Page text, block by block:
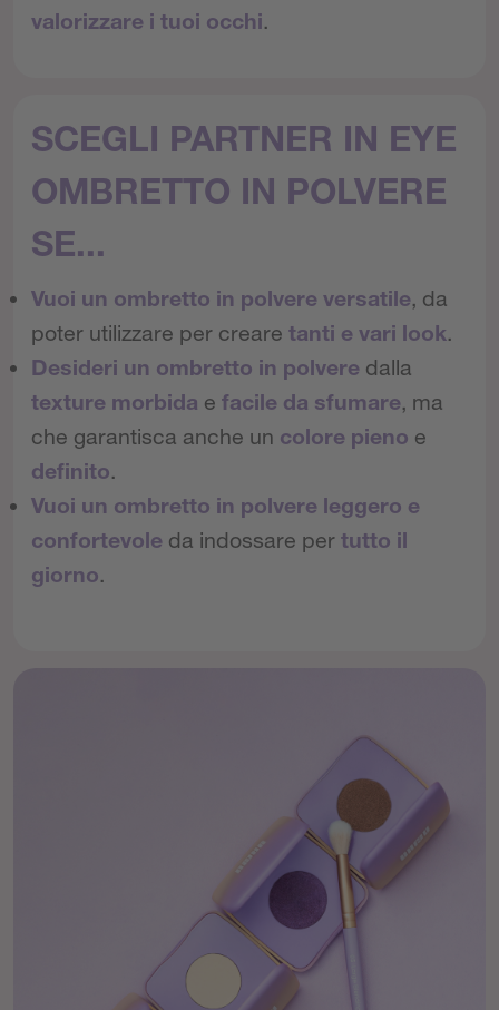
valorizzare i tuoi occhi.
SCEGLI PARTNER IN EYE
OMBRETTO IN POLVERE
SE...
Vuoi un ombretto in polvere versatile, da
poter utilizzare per creare tanti e vari look.
Desideri un ombretto in polvere dalla
texture morbida e facile da sfumare, ma
che garantisca anche un colore pieno e
definito.
Vuoi un ombretto in polvere leggero e
confortevole da indossare per tutto il
giorno.